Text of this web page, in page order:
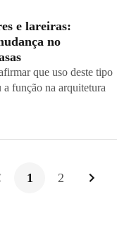
e lareiras:
no
que uso deste tipo
a função na arquitetura
1 2